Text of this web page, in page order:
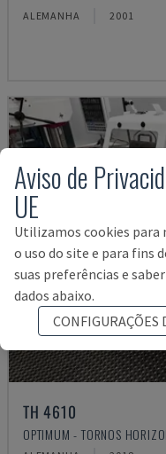
ALEMANHA 2001
TH 4610
OPTIMUM - TORNOS
Aviso de
UE
Utilizamos cookies para
o uso do site e para fins
suas preferências e
dados abaixo.
CONFIGURAÇÕES